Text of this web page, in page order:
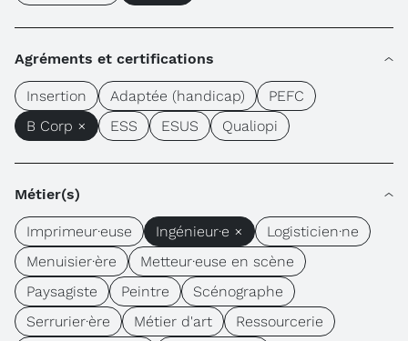
Agréments et certifications
Insertion Adaptée (handicap)
PEFC
B Corp ×
ESS ESUS Qualiopi
Métier(s)
Imprimeur·euse Ingénieur·e ×
Logisticien·ne
Menuisier·ère
Metteur·euse en scène
Paysagiste
Peintre
Scénographe
Serrurier·ère
Métier d'art
Ressourcerie